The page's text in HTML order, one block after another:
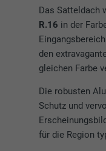
Das Satteldach
R.16 in der
den
gleichen Farbe
Die robusten
Schutz und
für die Region